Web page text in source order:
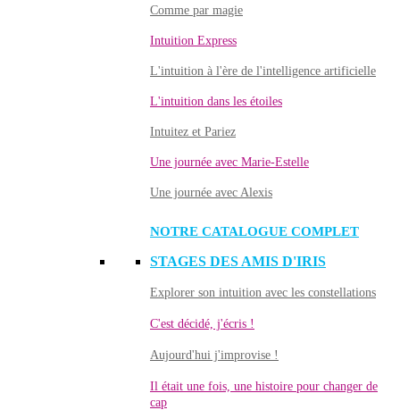
Comme par magie
Intuition Express
L'intuition à l'ère de l'intelligence artificielle
L'intuition dans les étoiles
Intuitez et Pariez
Une journée avec Marie-Estelle
Une journée avec Alexis
NOTRE CATALOGUE COMPLET
STAGES DES AMIS D'IRIS
Explorer son intuition avec les constellations
C'est décidé, j'écris !
Aujourd'hui j'improvise !
Il était une fois, une histoire pour changer de
cap